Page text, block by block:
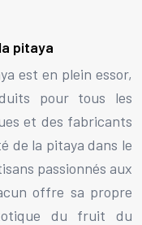
pitaya
est en plein essor,
pour tous les
et des fabricants
de la pitaya dans le
passionnés aux
offre sa propre
du fruit du